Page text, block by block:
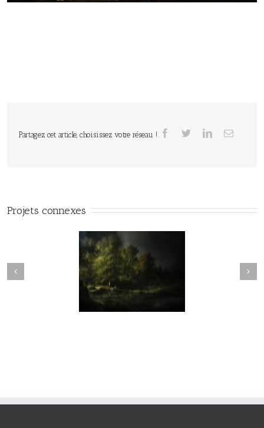
Partagez cet article, choisissez votre réseau !
Projets connexes
vie#025